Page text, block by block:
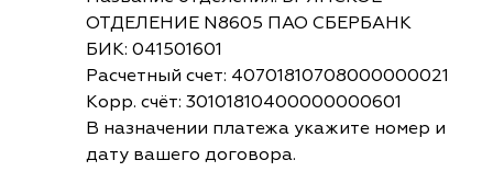
ОТДЕЛЕНИЕ N8605 ПАО СБЕРБАНК
БИК: 041501601
Расчетный счет: 40701810708000000021
Корр. счёт: 30101810400000000601
В назначении платежа укажите номер и
дату вашего договора.